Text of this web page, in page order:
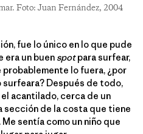
Foto: Juan Fernández, 2004
fue lo único en lo que pude
era un buen spotpara surfear,
lo fuera, ¿por
surfeara? Después de todo,
acantilado, cerca de un
sección de la costa que tiene
sentía como un niño que